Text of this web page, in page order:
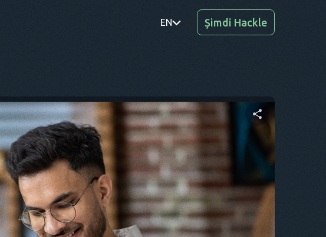
EN
RO
DE
SV
KO
EL
AR
Şimdi Hackle
Bu makaleyi paylaşın
Twitter Facebook Bağlantıyı Kopyala